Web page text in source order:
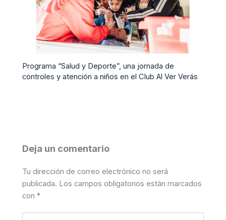
Programa “Salud y Deporte”, una jornada de
controles y atención a niños en el Club Al Ver Verás
Deja un comentario
Tu dirección de correo electrónico no será
publicada. Los campos obligatorios están marcados
con*